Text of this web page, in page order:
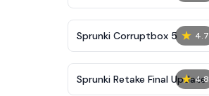
★ 4.7
Sprunki Corruptbox 5
★ 4.8
Sprunki Retake Final Update